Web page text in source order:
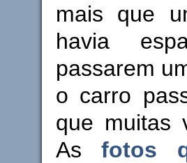
mais que
havia
passarem
o carro
que muitas
Asfotos